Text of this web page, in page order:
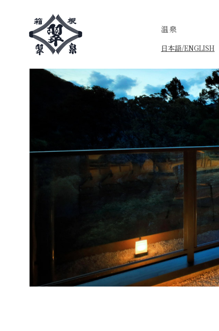
温泉
日本語/ENGLISH